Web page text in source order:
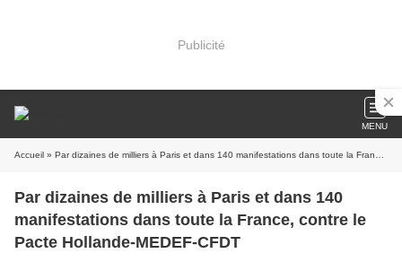
Publicité
MENU
Accueil » Par dizaines de milliers à Paris et dans 140 manifestations dans toute la France, contre le Pacte Hollande-MEDEF-CFDT
Par dizaines de milliers à Paris et dans 140
manifestations dans toute la France, contre le
Pacte Hollande-MEDEF-CFDT